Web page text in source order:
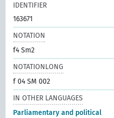
IDENTIFIER
163671
NOTATION
f4 Sm2
NOTATIONLONG
f 04 SM 002
IN OTHER LANGUAGES
Parliamentary and political